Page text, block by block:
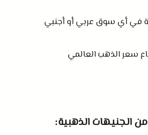
في أي سوق عربي أو أجنبي
سعر الذهب العالمي
من الجنيهات الذهبية: